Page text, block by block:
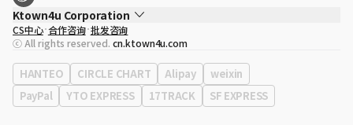
Ktown4u Corporation
代表
宋効珉
营业执照 120-87-71116
公司地址 首尔特别市 江南区 岭东大路 513号 3楼 （三成洞， coex)
CS中心 合作咨询 批发咨询
ⓒ All rights reserved. cn.ktown4u.com
HANTEO CIRCLE CHART Alipay
weixin
PayPal
YTO EXPRESS 17TRACK SF EXPRESS